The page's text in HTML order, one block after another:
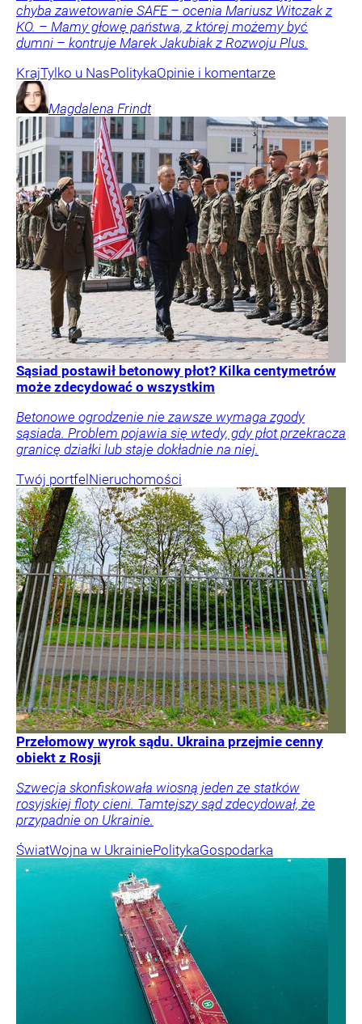
chyba zawetowanie SAFE – ocenia Mariusz Witczak z
KO. – Mamy głowę państwa, z której możemy być
dumni – kontruje Marek Jakubiak z Rozwoju Plus.
KrajTylko u NasPolitykaOpinie i komentarze
Magdalena Frindt
Sąsiad postawił betonowy płot? Kilka centymetrów
może zdecydować o wszystkim
Betonowe ogrodzenie nie zawsze wymaga zgody
sąsiada. Problem pojawia się wtedy, gdy płot przekracza
granicę działki lub staje dokładnie na niej.
Twój portfel Nieruchomości
Przełomowy wyrok sądu. Ukraina przejmie cenny
obiekt z Rosji
Szwecja skonfiskowała wiosną jeden ze statków
rosyjskiej floty cieni. Tamtejszy sąd zdecydował, że
przypadnie on Ukrainie.
ŚwiatWojna w UkrainiePolitykaGospodarka